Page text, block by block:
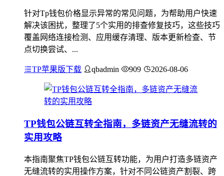
针对Tp钱包价格显示异常的常见问题，为帮助用户快速
解决该困扰，整理了5个实用的排查修复技巧，这些技巧
覆盖网络连接检测、应用缓存清理、版本更新检查、节
点切换尝试、...
TP苹果版下载 qbadmin 909 2026-08-06
TP钱包公链互转全指南，多链资产无缝流转的
实用攻略
本指南聚焦TP钱包公链互转功能，为用户打造多链资产
无缝流转的实用操作方案，针对不同公链资产割裂、跨